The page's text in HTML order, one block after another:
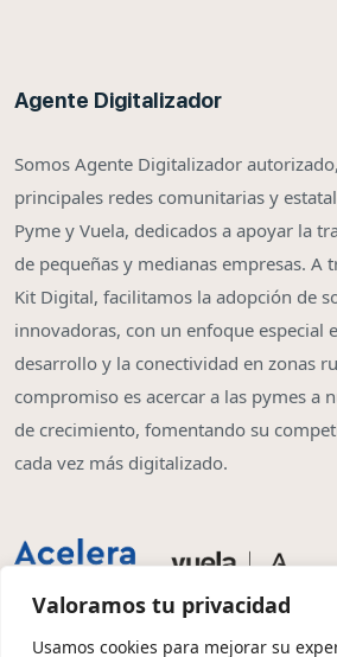
Valoramos tu privacidad
Usamos cookies para mejorar su
Agente Digitalizador
Somos Agente Digitalizador
principales redes comunitarias y
Pyme y Vuela, dedicados a apoyar la
de pequeñas y medianas empresas. A
Kit Digital, facilitamos la adopción de
innovadoras, con un enfoque especial
desarrollo y la conectividad en zonas
compromiso es acercar a las pymes a
de crecimiento, fomentando su
cada vez más digitalizado.